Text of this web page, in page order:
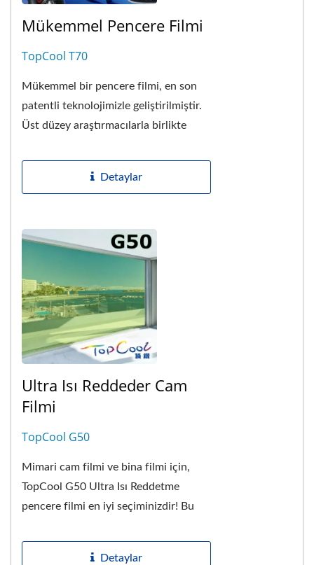
Mükemmel Pencere Filmi
TopCool T70
Mükemmel bir pencere filmi, en son
patentli teknolojimizle geliştirilmiştir.
Üst düzey araştırmacılarla birlikte
Detaylar
Ultra Isı Reddeder Cam
Filmi
TopCool G50
Mimari cam filmi ve bina filmi için,
TopCool G50 Ultra Isı Reddetme
pencere filmi en iyi seçiminizdir! Bu
patentli...
Detaylar